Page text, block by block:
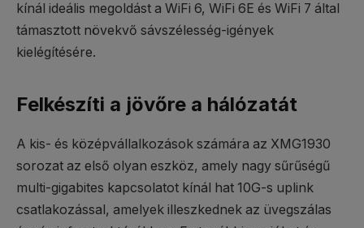
kínál ideális megoldást a WiFi 6, WiFi 6E és WiFi 7 által
támasztott növekvő sávszélesség-igények
kielégítésére.
Felkészíti a jövőre a hálózatát
A kis- és középvállalkozások számára az XMG1930
sorozat az első olyan eszköz, amely nagy sűrűségű
multi-gigabites kapcsolatot kínál hat 10G-s uplink
csatlakozással, amelyek illeszkednek az üvegszálas